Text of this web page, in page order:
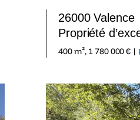
26000 Valence
Propriété
400 m², 1 780 000 € |